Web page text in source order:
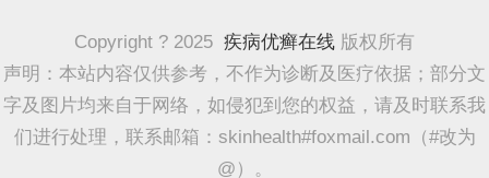
Copyright ? 2025 疾病优癣在线 版权所有
声明：本站内容仅供参考，不作为诊断及医疗依据；部分文
字及图片均来自于网络，如侵犯到您的权益，请及时联系我
们进行处理，联系邮箱：skinhealth#foxmail.com（#改为
@）。